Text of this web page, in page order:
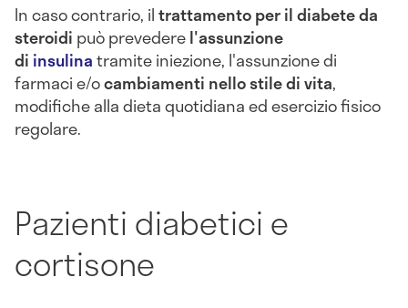
In caso contrario, iltrattamento per il diabete da
steroidi può prevederel'assunzione
di insulinatramite iniezione, l'assunzione di
farmaci e/ocambiamenti nello stile di vita,
modifiche alla dieta quotidiana ed esercizio fisico
regolare.
Pazienti diabetici e
cortisone